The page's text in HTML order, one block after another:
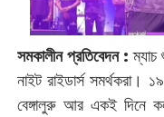
সমকালীন প্রতিবেদন :
নাইট রাইডার্স সমর্থকরা।
বেঙ্গালুরু আর একই দিনে